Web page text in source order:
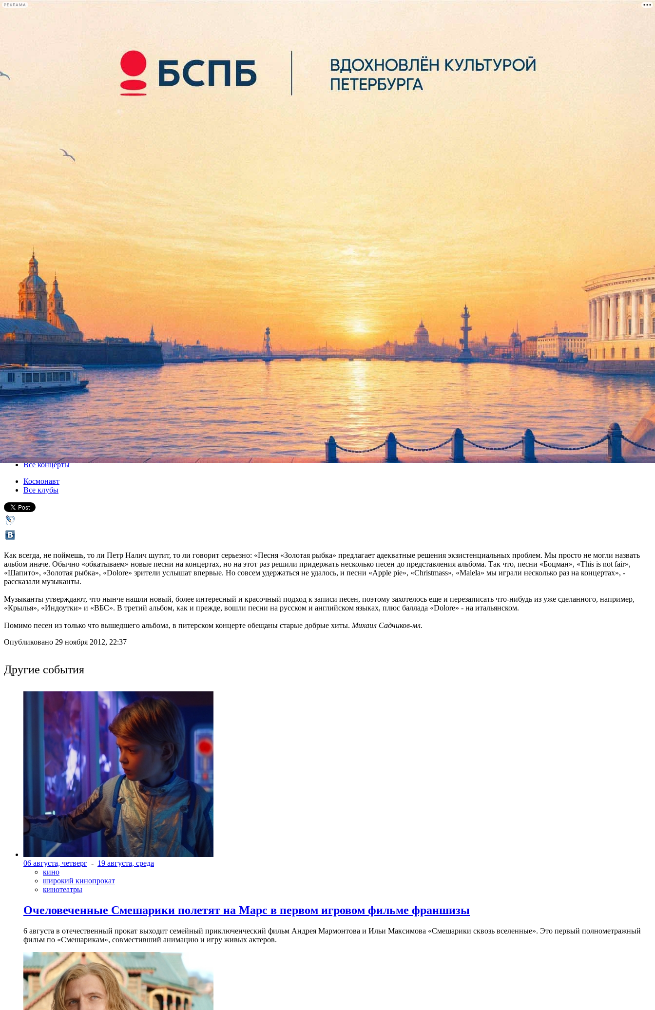
РЕКЛАМА
лекции
книги
Концерт "Музыкального Коллектива Петра Налича". Презентация альбома «Золотая
рыбка»
30 ноября 2012, пятница,19.00
Версия для печати
Все концерты
Космонавт
Все клубы
Как всегда, не поймешь, то ли Петр Налич шутит, то ли говорит серьезно: «Песня «Золотая рыбка» предлагает адекватные решения экзистенциальных проблем. Мы просто не могли назвать
альбом иначе. Обычно «обкатываем» новые песни на концертах, но на этот раз решили придержать несколько песен до представления альбома. Так что, песни «Боцман», «This is not fair»,
«Шапито», «Золотая рыбка», «Dolore» зрители услышат впервые. Но совсем удержаться не удалось, и песни «Apple pie», «Christmass», «Malela» мы играли несколько раз на концертах», -
рассказали музыканты.
Музыканты утверждают, что нынче нашли новый, более интересный и красочный подход к записи песен, поэтому захотелось еще и перезаписать что-нибудь из уже сделанного, например,
«Крылья», «Индоутки» и «ВБС». В третий альбом, как и прежде, вошли песни на русском и английском языках, плюс баллада «Dolore» - на итальянском.
Помимо песен из только что вышедшего альбома, в питерском концерте обещаны старые добрые хиты. Михаил Садчиков-мл.
Опубликовано 29 ноября 2012, 22:37
Другие события
06 августа, четверг - 19 августа, среда
кино
широкий кинопрокат
кинотеатры
Очеловеченные Смешарики полетят на Марс в первом игровом фильме франшизы
6 августа в отечественный прокат выходит семейный приключенческий фильм Андрея Мармонтова и Ильи Максимова «Смешарики сквозь вселенные». Это первый полнометражный
фильм по «Смешарикам», совместивший анимацию и игру живых актеров.